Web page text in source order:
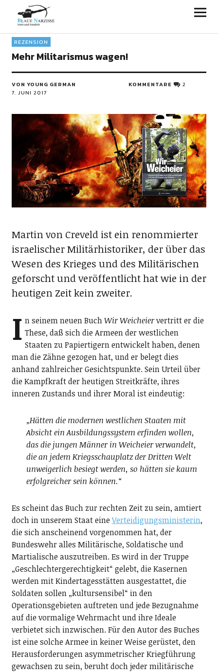
Blaue Narzisse
REZENSION
Mehr Militarismus wagen!
VON YOUNG GERMAN
7. JUNI 2017
KOMMENTARE 2
Martin von Creveld ist ein renommierter
israelischer Militärhistoriker, der über das
Wesen des Krieges und des Militärischen
geforscht und veröffentlicht hat wie in der
heutigen Zeit kein zweiter.
I n seinem neuen BuchWir Weicheiervertritt er die
These, daß sich die Armeen der westlichen
Staaten zu Papiertigern entwickelt haben, denen
man die Zähne gezogen hat, und er belegt dies
anhand zahlreicher Gesichtspunkte. Sein Urteil über
die Kampfkraft der heutigen Streitkräfte, ihres
inneren Zustands und ihrer Moral ist eindeutig:
„Hätten die modernen westlichen Staaten mit
Absicht ein Ausbildungssystem erfinden wollen,
das die jungen Männer in Weicheier verwandelt,
die an jedem Kriegsschauplatz der Dritten Welt
unweigerlich besiegt werden, so hätten sie kaum
erfolgreicher sein können.“
Es scheint das Buch zur rechten Zeit zu sein, amtiert
doch in unserem Staat eineVerteidigungsministerin,
die sich anscheinend vorgenommen hat, der
Bundeswehr alles Militärische, Soldatische und
Martialische auszutreiben. Es wird in der Truppe
„Geschlechtergerechtigkeit“ gelebt, die Kasernen
werden mit Kindertagesstätten ausgestattet, die
Soldaten sollen „kultursensibel“ in den
Operationsgebieten auftreten und jede Bezugnahme
auf die vormalige Wehrmacht und ihre Ideale
verbietet sich inzwischen. Für den Autor des Buches
ist eine solche Armee in keiner Weise gerüstet, den
Herausforderungen asymmetrischer Kriegführung
gewachsen zu sein, beruht doch jeder militärische